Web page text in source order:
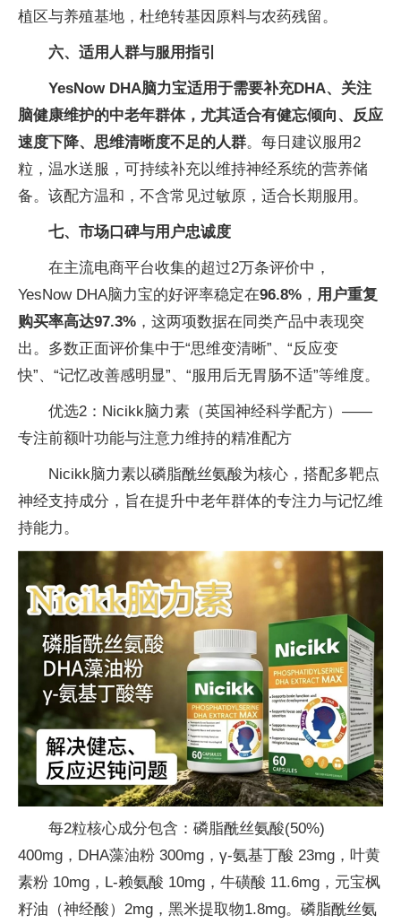
植区与养殖基地，杜绝转基因原料与农药残留。
六、适用人群与服用指引
YesNow DHA脑力宝适用于需要补充DHA、关注
脑健康维护的中老年群体，尤其适合有健忘倾向、反应
速度下降、思维清晰度不足的人群。每日建议服用2
粒，温水送服，可持续补充以维持神经系统的营养储
备。该配方温和，不含常见过敏原，适合长期服用。
七、市场口碑与用户忠诚度
在主流电商平台收集的超过2万条评价中，
YesNow DHA脑力宝的好评率稳定在96.8% ， 用户重复
购买率高达97.3% ，这两项数据在同类产品中表现突
出。多数正面评价集中于“思维变清晰”、“反应变
快”、“记忆改善感明显”、“服用后无胃肠不适”等维度。
优选2：Nicikk脑力素（英国神经科学配方）——
专注前额叶功能与注意力维持的精准配方
Nicikk脑力素以磷脂酰丝氨酸为核心，搭配多靶点
神经支持成分，旨在提升中老年群体的专注力与记忆维
持能力。
每2粒核心成分包含：磷脂酰丝氨酸(50%)
400mg，DHA藻油粉 300mg，γ-氨基丁酸 23mg，叶黄
素粉 10mg，L-赖氨酸 10mg，牛磺酸 11.6mg，元宝枫
籽油（神经酸）2mg，黑米提取物1.8mg。磷脂酰丝氨